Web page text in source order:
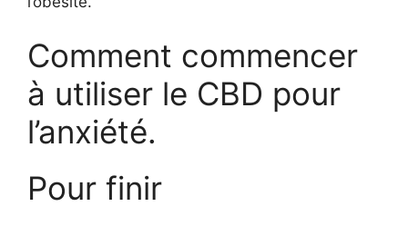
Comment commencer
à utiliser le CBD pour
l’anxiété.
Pour finir